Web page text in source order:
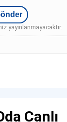
yayınlanmayacaktır.
Canlı